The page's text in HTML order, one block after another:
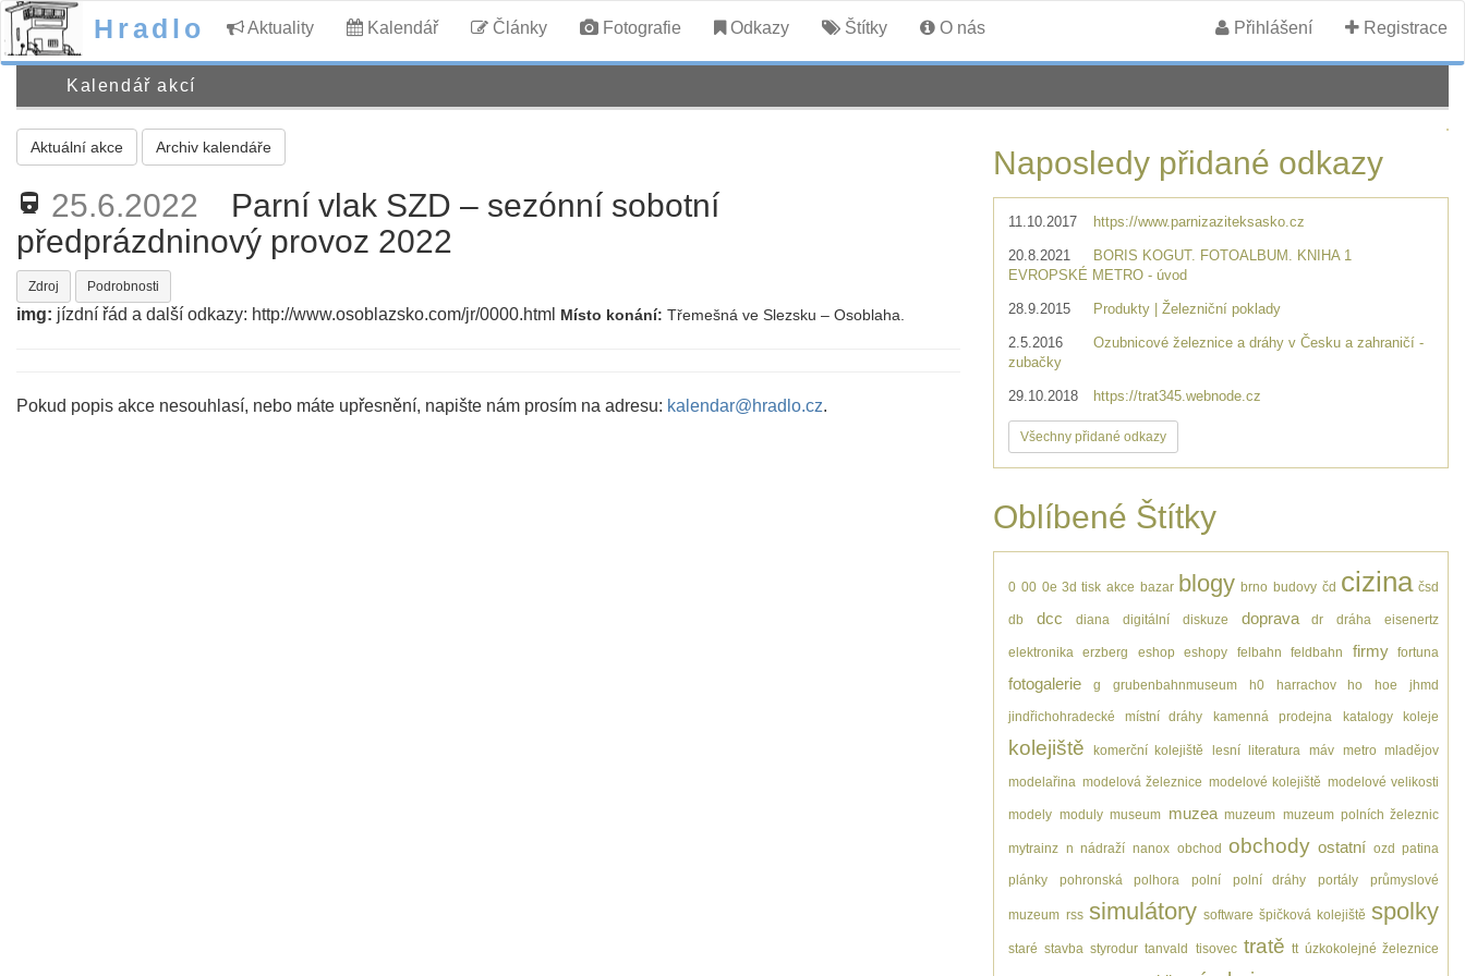
Hradlo Aktuality Kalendář Články Fotografie Odkazy Štítky O nás Přihlášení Registrace
Kalendář akcí
Aktuální akce Archiv kalendáře
directions_railway 25.6.2022
Parní vlak SZD – sezónní sobotní
předprázdninový provoz 2022
Zdroj Podrobnosti
img: jízdní řád a další odkazy: http://www.osoblazsko.com/jr/0000.html Místo konání: Třemešná ve Slezsku – Osoblaha.
Pokud popis akce nesouhlasí, nebo máte upřesnění, napište nám prosím na adresu: kalendar@hradlo.cz.
Naposledy přidané odkazy
11.10.2017 https://www.parnizaziteksasko.cz
20.8.2021
BORIS KOGUT. FOTOALBUM. KNIHA 1
EVROPSKÉ METRO - úvod
28.9.2015 Produkty | Železniční poklady
2.5.2016
Ozubnicové železnice a dráhy v Česku a zahraničí -
zubačky
29.10.2018 https://trat345.webnode.cz
Všechny přidané odkazy
Oblíbené Štítky
0 00 0e 3d tisk akce bazar blogy brno budovy čd cizina čsd
db dcc diana digitální diskuze doprava dr dráha eisenertz
elektronika erzberg eshop eshopy felbahn feldbahn firmy fortuna
fotogalerie g grubenbahnmuseum h0 harrachov ho hoe jhmd
jindřichohradecké místní dráhy kamenná prodejna katalogy koleje
kolejiště komerční kolejiště lesní literatura máv metro mladějov
modelařina modelová železnice modelové kolejiště modelové velikosti
modely moduly museum muzea muzeum muzeum polních železnic
mytrainz n nádraží nanox obchod obchody ostatní ozd patina
plánky pohronská polhora polní polní dráhy portály průmyslové
muzeum rss simulátory software špičková kolejiště spolky
staré stavba styrodur tanvald tisovec tratě tt úzkokolejné železnice